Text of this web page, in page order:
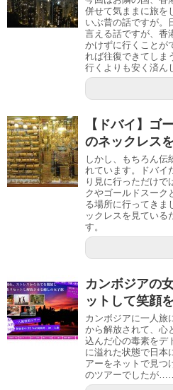
併せて気ままに旅を
いぶ昔の話ですが。
言える話ですが、香
かけずに行くことが
れば往復できてしま
行くよりも安く済ん
【ドバイ】ゴ
のネックレス
しかし、もちろん伝
れています。ドバイ
り見に行っただけで
クやゴールドスーク
る場所に行ってきま
ックレスを見ている
す。
カンボジアの
ットして笑顔
カンボジアに一人旅
から解放されて、心
込んだ心の毒素をデ
に溢れた状態で日本
アーをネットで見つ
のツアーでしたが